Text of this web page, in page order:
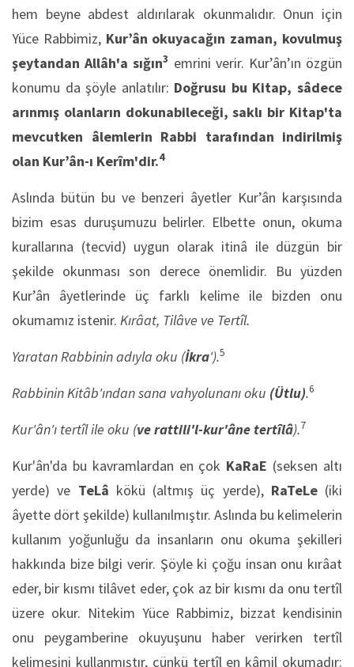
hem beyne abdest aldırılarak okunmalıdır. Onun için
Yüce Rabbimiz, Kur’ân okuyacağın zaman, kovulmuş
şeytandan Allâh'a sığın3 emrini verir. Kur’ân’ın özgün
konumu da şöyle anlatılır: Doğrusu bu Kitap, sâdece
arınmış olanların dokunabileceği, saklı bir Kitap'ta
mevcutken âlemlerin Rabbi tarafından indirilmiş
olan Kur’ân-ı Kerîm'dir.4
Aslında bütün bu ve benzeri âyetler Kur’ân karşısında
bizim esas duruşumuzu belirler. Elbette onun, okuma
kurallarına (tecvid) uygun olarak itinâ ile düzgün bir
şekilde okunması son derece önemlidir. Bu yüzden
Kur’ân âyetlerinde üç farklı kelime ile bizden onu
okumamız istenir. Kırâat, Tilâve ve Tertîl.
Yaratan Rabbinin adıyla oku (İkra').5
Rabbinin Kitâb'ından sana vahyolunanı oku (Ütlu).6
Kur'ân'ı tertîl ile oku (ve rattili'l-kur'âne tertîlâ).7
Kur'ân'da bu kavramlardan en çok KaRaE (seksen altı
yerde) ve TeLâ kökü (altmış üç yerde), RaTeLe(iki
âyette dört şekilde) kullanılmıştır. Aslında bu kelimelerin
kullanım yoğunluğu da insanların onu okuma şekilleri
hakkında bize bilgi verir. Şöyle ki çoğu insan onu kırâat
eder, bir kısmı tilâvet eder, çok az bir kısmı da onu tertîl
üzere okur. Nitekim Yüce Rabbimiz, bizzat kendisinin
onu peygamberine okuyuşunu haber verirken tertîl
kelimesini kullanmıştır, çünkü tertîl en kâmil okumadır: